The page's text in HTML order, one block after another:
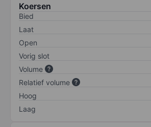
Koersen
Bied
Laat
Open
Vorig slot
Volume
Relatief volume
Hoog
Laag